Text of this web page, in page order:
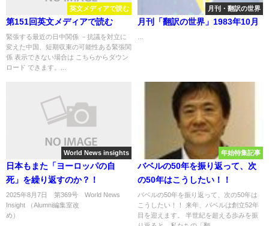
英文メディアで読む
第151回英文メディアで読む
緊張する最近の日中関係 －抗議を対立に
変えた中国、短期収束の可能性ある緊張関
係 表示できない場合は こちらからダウン
ロード できます。...
月刊・翻訳の世界
月刊「翻訳の世界」1983年10月
World News insights
日本もまた「ヨーロッパの自
死」を繰り返すのか？！
2025年8月7日 第369号 World News
Insight （Alumni編集室改
め） ...
年始特集記事
バベルの50年を振り返って、次
の50年はこうしたい！！
バベルの50年を振り返って、次の50年は
こうしたい！！ 来年、バベルは創立52年
目を迎えます。 半世紀を超える歩みを振